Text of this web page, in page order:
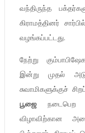
வந்திருந்த
கிராமத்தினர்
வழங்கப்பட்டது.
நேற்று
இன்று முதல்
சுவாமிகளுக்குச்
பூஜைநடைபெற
விழாவிற்கான